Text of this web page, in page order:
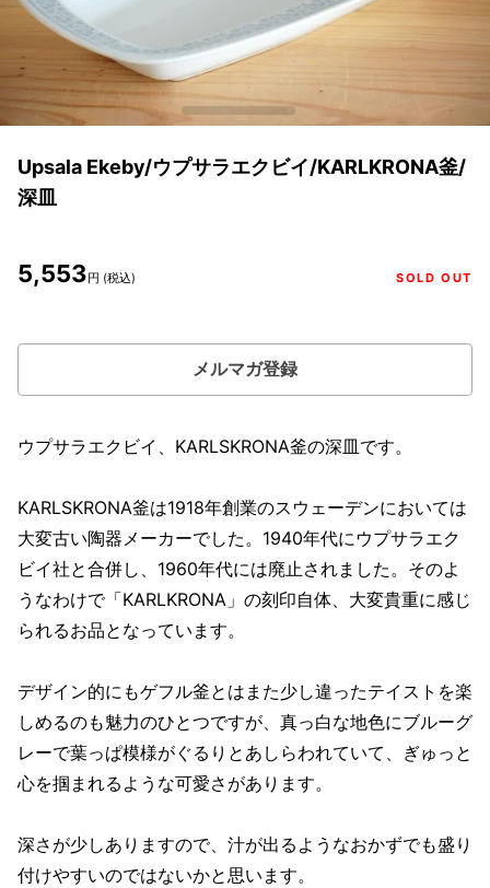
Upsala Ekeby/ウプサラエクビイ/KARLKRONA釜/
深皿
5,553円 (税込) SOLD OUT
メルマガ登録
ウプサラエクビイ、KARLSKRONA釜の深皿です。
KARLSKRONA釜は1918年創業のスウェーデンにおいては
大変古い陶器メーカーでした。1940年代にウプサラエク
ビイ社と合併し、1960年代には廃止されました。そのよ
うなわけで「KARLKRONA」の刻印自体、大変貴重に感じ
られるお品となっています。
デザイン的にもゲフル釜とはまた少し違ったテイストを楽
しめるのも魅力のひとつですが、真っ白な地色にブルーグ
レーで葉っぱ模様がぐるりとあしらわれていて、ぎゅっと
心を掴まれるような可愛さがあります。
深さが少しありますので、汁が出るようなおかずでも盛り
付けやすいのではないかと思います。